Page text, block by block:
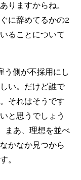
りますからね。
に辞めてるかの2
ることについて
う側が不採用にし
い。だけど誰で
それはそうです
と思うでしょう
まあ、理想を並べ
かなか見つから
。